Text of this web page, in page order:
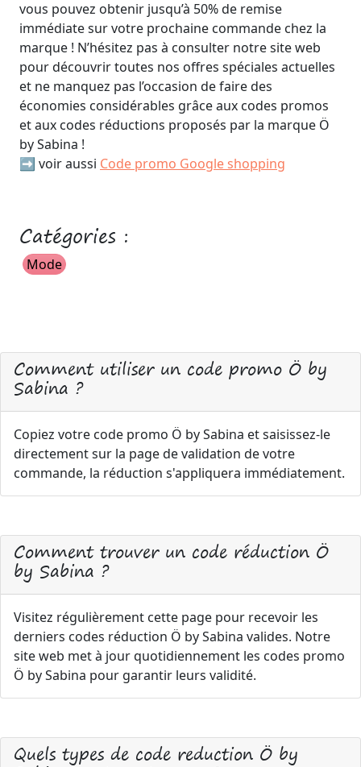
vous pouvez obtenir jusqu’à 50% de remise
immédiate sur votre prochaine commande chez la
marque ! N’hésitez pas à consulter notre site web
pour découvrir toutes nos offres spéciales actuelles
et ne manquez pas l’occasion de faire des
économies considérables grâce aux codes promos
et aux codes réductions proposés par la marque Ö
by Sabina !
➡️ voir aussi Code promo Google shopping
Catégories :
Mode
Comment utiliser un code promo Ö by
Sabina ?
Copiez votre code promo Ö by Sabina et saisissez-le
directement sur la page de validation de votre
commande, la réduction s'appliquera immédiatement.
Comment trouver un code réduction Ö
by Sabina ?
Visitez régulièrement cette page pour recevoir les
derniers codes réduction Ö by Sabina valides. Notre
site web met à jour quotidiennement les codes promo
Ö by Sabina pour garantir leurs validité.
Quels types de code reduction Ö by